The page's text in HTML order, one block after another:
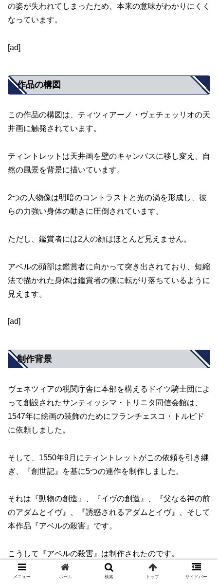
の姿が失われてしまったため、本来の意味がわかりにくく
なっています。
[ad]
作品の構図
この作品の構図は、ティツィアーノ・ヴェチェッリオの天
井画に触発されています。
ティントレットは天井画を壁のキャンバスに移し変え、自
然の風景を背景に描いています。
2つの人物像は明暗のコントラストと光の渦を形成し、彼
らの力強い身体の動きに圧倒されています。
ただし、鑑賞者には2人の顔はほとんど見えません。
アベルの頭部は鑑賞者に向かって突き出されており、短縮
法で描かれた身体は鑑賞者の側に転がり落ちているように
見えます。
[ad]
制作背景
ヴェネツィアの税関庁舎に本部を構えるドイツ騎士団によ
って創設されたサンティッシマ・トリニタ同信会館は、
1547年に絵画の装飾のためにフランチェスコ・トルビド
に依頼しました。
そして、1550年9月にティントレットがこの依頼を引き継
ぎ、『創世記』を基に5つの連作を制作しました。
それは『動物の創造』、『イヴの創造』、『父なる神の前
のアダムとイヴ』、『誘惑されるアダムとイヴ』、そして
本作品『アベルの殺害』です。
こうして『アベルの殺害』は制作されたのです。
メニュー ホーム 検索 トップ サイドバー